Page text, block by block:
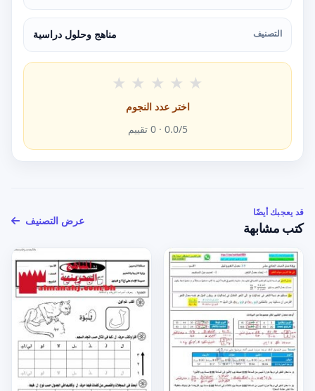
التصنيف مناهج وحلول دراسية
★ ★ ★ ★ ★
اختر عدد النجوم
0.0/5 ·
0 تقييم
قد يعجبك أيضًا
كتب مشابهة
عرض التصنيف